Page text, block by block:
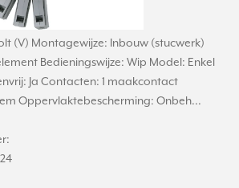
(V) Montagewijze: Inbouw (stucwerk)
Bedieningswijze: Wip Model: Enkel
Ja Contacten: 1 maakcontact
Oppervlaktebescherming: Onbeh...